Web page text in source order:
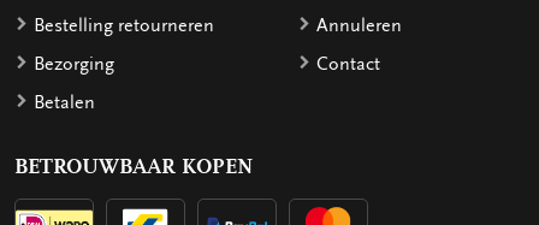
Bestelling retourneren
Bezorging
Betalen
Annuleren
Contact
BETROUWBAAR KOPEN